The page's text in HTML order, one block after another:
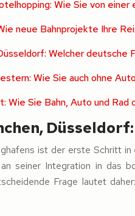
Wie Sie von einer
neue Bahnprojekte Ihre
Welcher
Wie Sie auch ohne
Wie Sie Bahn, Auto und
ist der erste Schritt
seiner Integration in das
Frage lautet